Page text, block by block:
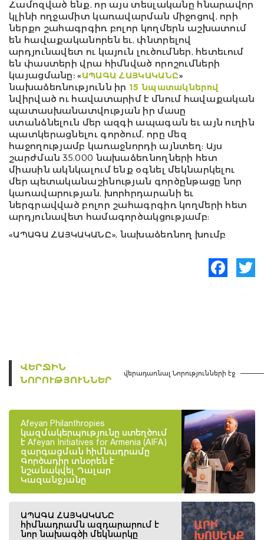
Համոզված ենք, որ այս տեսլականը հնարավոր
կլինի ողջամիտ կառավարման միջոցով, որի
ներքո շահագրգիռ բոլոր կողմերն աշխատում
են հավաքականորեն եւ, փնտրելով
արդյունավետ ու կայուն լուծումներ, հետեւում
են փաստերի վրա հիմնված որոշումների
կայացմանը։ «ԱՊԱԳԱ ՀԱՅԿԱԿԱՆԸ»
նախաձեռնությունն իր 15 նպատակներով
նվիրված ու հավատարիմ է մնում հավաքական
պատասխանատվության իր մասը
ստանձնելուն մեր ազգի ապագան եւ այն ուղին
պատկերացնելու գործում, որը մեզ
հաջողությամբ կառաջնորդի այնտեղ: Այս
շարժման 35.000 նախաձեռնողների հետ
միասին ակնկալում ենք օգնել մեկնարկելու
մեր պետականաշինության գործընթացը նոր
կառավարության, խորհրդարանի եւ
ներգրավված բոլոր շահագրգիռ կողմերի հետ
արդյունավետ համագործակցությամբ:
«ԱՊԱԳԱ ՀԱՅԿԱԿԱՆԸ», նախաձեռնող խումբ
ՎԵՐՋԻՆ
ՆՈՐՈՒԹՅՈՒՆՆԵՐ
վերադառնալ Նորությունների էջ
Afeyan Philanthropies
կազմակերպությունը ստեղծում
է Afeyan Initiatives for Armenia (AIFA)
զարգացման հիմնադրամը
Գործադիր տնօրեն է
նշանակվել Դալար
Կազանջյանը
ԱՊԱԳԱ ՀԱՅԿԱԿԱՆԸ
հիմնադրամն ազդարարում է
նոր նախագծի մեկնարկը